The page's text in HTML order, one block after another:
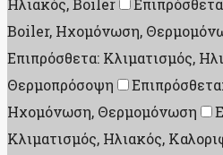
Ηλιακός, Boiler
Boiler, Ηχομόνωση,
Επιπρόσθετα: Κλιματισμός,
Θερμοπρόσοψη
Ηχομόνωση, Θερμομόνωση
Κλιματισμός, Ηλιακός,